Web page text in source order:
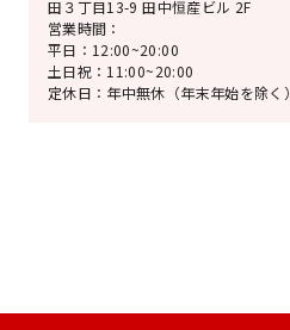
田３丁目13-9 田中恒産ビル 2F
営業時間：
平日：12:00~20:00
土日祝：11:00~20:00
定休日：年中無休（年末年始を除く）